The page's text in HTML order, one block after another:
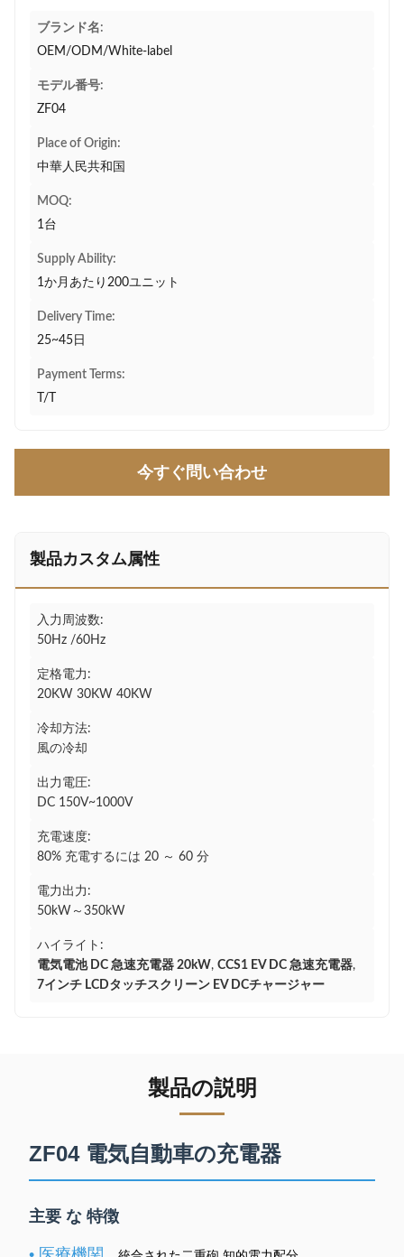
ブランド名:
OEM/ODM/White-label
モデル番号:
ZF04
Place of Origin:
中華人民共和国
MOQ:
1台
Supply Ability:
1か月あたり200ユニット
Delivery Time:
25~45日
Payment Terms:
T/T
今すぐ問い合わせ
製品カスタム属性
入力周波数:
50Hz /60Hz
定格電力:
20KW 30KW 40KW
冷却方法:
風の冷却
出力電圧:
DC 150V~1000V
充電速度:
80% 充電するには 20 ～ 60 分
電力出力:
50kW～350kW
ハイライト:
電気電池 DC 急速充電器 20kW, CCS1 EV DC 急速充電器,
7インチ LCDタッチスクリーン EV DCチャージャー
製品の説明
ZF04 電気自動車の充電器
主要 な 特徴